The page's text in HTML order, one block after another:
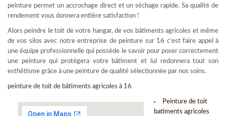
peinture permet un accrochage direct et un séchage rapide. Sa qualité de
rendement vous donnera entière satisfaction !
Alors peindre le toit de votre hangar, de vos bâtiments agricoles et même
de vos silos avec notre entreprise de peinture sur 16 c’est faire appel à
une équipe professionnelle qui possède le savoir pour poser correctement
une peinture qui protégera votre bâtiment et lui redonnera tout son
esthétisme grâce à une peinture de qualité sélectionnée par nos soins.
peinture de toit de bâtiments agricoles à 16
Peinture de toit
batiments agricoles